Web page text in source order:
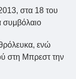
στα 18 του
συμβόλαιο
ενώ
στη Μπρεστ την